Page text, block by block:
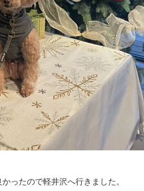
ったので軽井沢へ行きました。